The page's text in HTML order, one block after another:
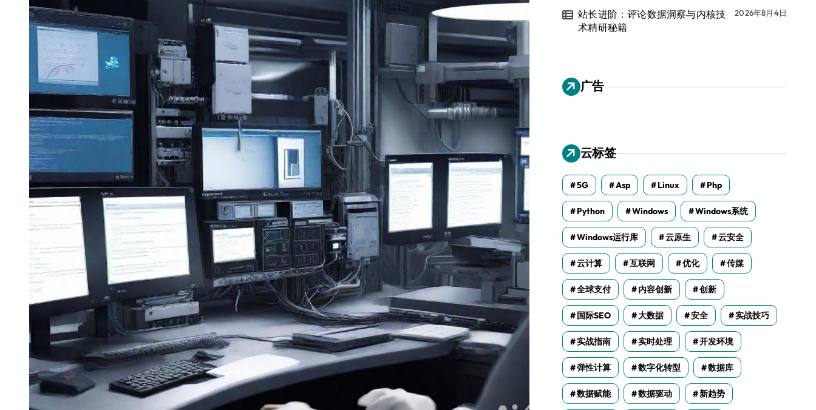
站长进阶：评论数据洞察与内核技
术精研秘籍
2026年8月4日
广告
云标签
5G Asp Linux Php
Python Windows Windows系统
Windows运行库 云原生 云安全
云计算 互联网 优化 传媒
全球支付 内容创新 创新
国际SEO 大数据 安全 实战技巧
实战指南 实时处理 开发环境
弹性计算 数字化转型 数据库
数据赋能 数据驱动 新趋势